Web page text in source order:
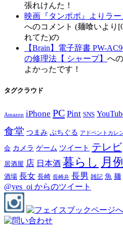
張れけんた！
映画『タンポポ』よりラ
へのコメント (麺喰いより
れてた)の
【Brain】電子辞書 PW-
の修理法【 シャープ】 へ
よかったです！
タグクラウド
Amazon iPhone PC Pint SNS
食堂 つまみ ぷちぐる アドベントカレ
会 カメラ ゲーム ツイート テレビ
居酒屋 店 日本酒 暮らし 月例
酒場 長女 長崎 長崎弁 長男 雑記 魚 麺
@yes_oi からのツイート